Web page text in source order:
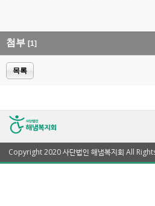
첨부 [1]
목록
Copyright 2020 사단법인 해냄복지회 All